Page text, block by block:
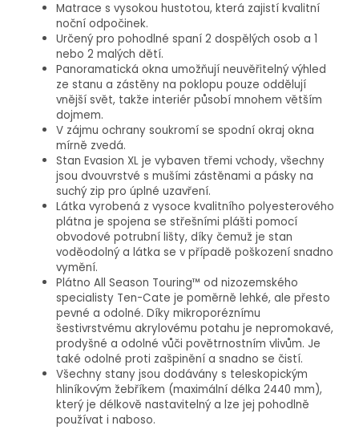
Matrace s vysokou hustotou, která zajistí kvalitní
noční odpočinek.
Určený pro pohodlné spaní 2 dospělých osob a 1
nebo 2 malých dětí.
Panoramatická okna umožňují neuvěřitelný výhled
ze stanu a zástěny na poklopu pouze oddělují
vnější svět, takže interiér působí mnohem větším
dojmem.
V zájmu ochrany soukromí se spodní okraj okna
mírně zvedá.
Stan Evasion XL je vybaven třemi vchody, všechny
jsou dvouvrstvé s mušími zástěnami a pásky na
suchý zip pro úplné uzavření.
Látka vyrobená z vysoce kvalitního polyesterového
plátna je spojena se střešními plášti pomocí
obvodové potrubní lišty, díky čemuž je stan
voděodolný a látka se v případě poškození snadno
vymění.
Plátno All Season Touring™ od nizozemského
specialisty Ten-Cate je poměrně lehké, ale přesto
pevné a odolné. Díky mikroporéznímu
šestivrstvému akrylovému potahu je nepromokavé,
prodyšné a odolné vůči povětrnostním vlivům. Je
také odolné proti zašpinění a snadno se čistí.
Všechny stany jsou dodávány s teleskopickým
hliníkovým žebříkem (maximální délka 2440 mm),
který je délkově nastavitelný a lze jej pohodlně
používat i naboso.